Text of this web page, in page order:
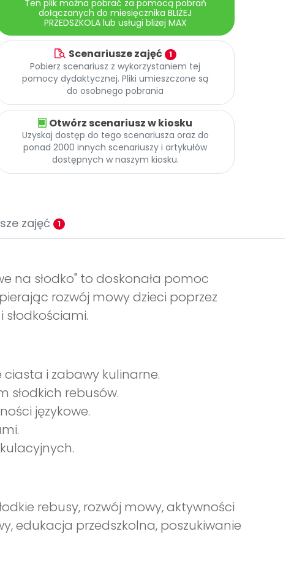
Ten plik można pobrać za pomocą pobrań
dołączanych do miesięcznika BLIŻEJ
PRZEDSZKOLA lub usługi bliżej MAX
Scenariusze zajęć 1
Pobierz scenariusz z wykorzystaniem tej
pomocy dydaktycznej. Pliki umieszczone są
do osobnego pobrania
Otwórz scenariusz w kiosku
Uzyskaj dostęp do tego scenariusza oraz do
ponad 2000 innych scenariuszy i artykułów
dostępnych w naszym kiosku.
zajęć 1
na słodko" to doskonała pomoc
rozwój mowy dzieci poprzez
i zabawy kulinarne.
słodkich rebusów.
językowe.
rebusy, rozwój mowy, aktywności
edukacja przedszkolna, poszukiwanie